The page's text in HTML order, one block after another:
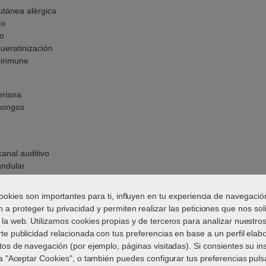
alérgica
auditivo
del cerumen ótico no reveló signos de ectoparásitos. Se recogió
de neutrófilos y un gran número de levaduras unipolares en
no se recuperaron microbios ni células inflamatorias.
de factores perpetuantes, se anestesió al perro para realizar una
esto no reveló evidencia de otitis media (Figura 1). Los canales
son importantes para ti, influyen en tu experiencia de
a proteger tu privacidad y permiten realizar las peticiones que nos
web. Utilizamos cookies propias y de terceros para analizar
publicidad relacionada con tus preferencias en base a un perfil
de navegación (por ejemplo, páginas visitadas). Si consientes su
"Aceptar Cookies", o también puedes configurar tus preferencias